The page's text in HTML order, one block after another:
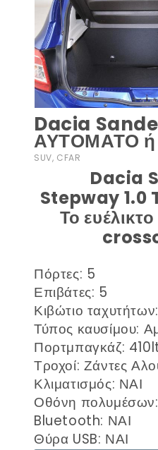
Dacia
ΑΥΤΟΜΑΤΟ ή
SUV, CFAR
Dacia
Stepway 1.0
Το
Πόρτες: 5
Επιβάτες: 5
Κιβώτιο
Τύπος καυσίμου:
Πορτμπαγκάζ:
Τροχοί: Ζάντες
Κλιματισμός: ΝΑΙ
Οθόνη
Bluetooth: ΝΑΙ
Θύρα USB: ΝΑΙ